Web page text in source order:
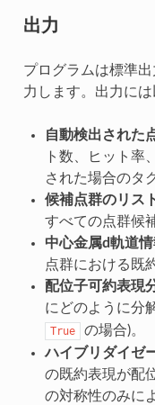
出力
プログラムは標準
力します。出力には
自動検出された
ト数、ヒット率
された場合のタ
候補点群のリス
すべての点群候
中心金属d軌道情
点群における既
配位子可約表現
にどのように分
True
の場合)。
ハイブリダイゼ
の既約表現が配
の対称性のみに